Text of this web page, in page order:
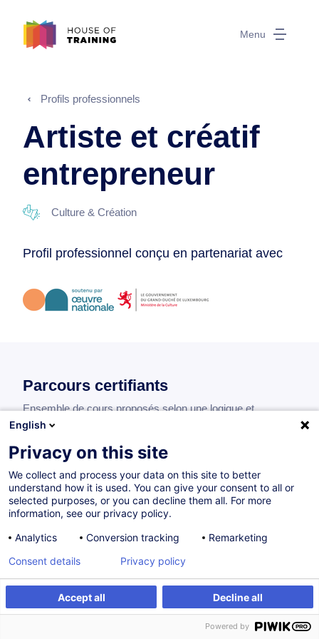
Menu
Profils professionnels
Artiste et créatif
entrepreneur
Culture & Création
Profil professionnel conçu en partenariat avec
Parcours certifiants
Ensemble de cours proposés selon une logique et
chronologie déterminées. Proposés en collaboration avec
sont sanctionnés par un certificat de réussite.
Formation interdisciplinaire pour artistes et
créatifs
FR
Parcours certifiant
English
Privacy on this site
We collect and process your data on this site to better
understand how it is used. You can give your consent to all or
selected purposes, or you can decline them all. For more
information, see our privacy policy.
Analytics
Conversion tracking Remarketing
Accept all Decline all
Consent details Privacy policy
Powered by